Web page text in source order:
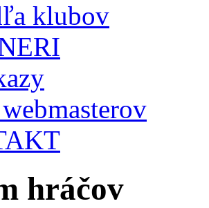
klubov
hráčov